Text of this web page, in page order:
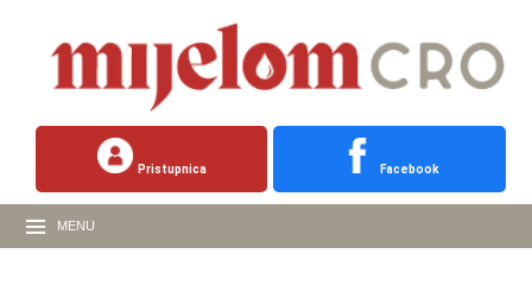
Pristupnica Facebook
MENU